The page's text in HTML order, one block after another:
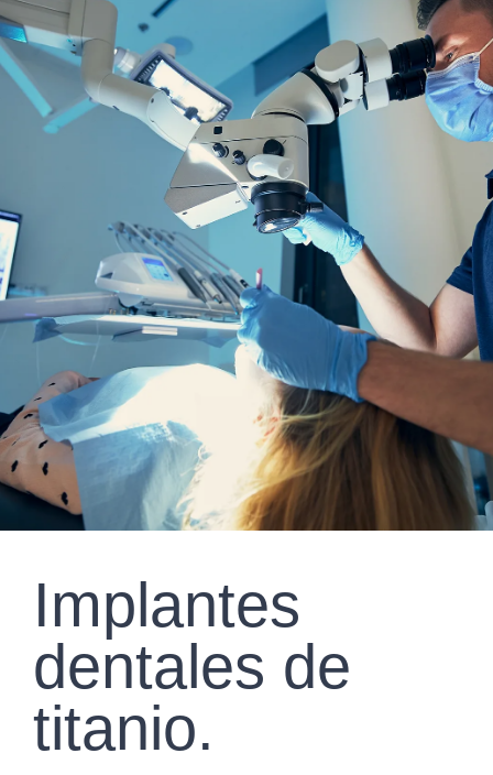
EQUIPO
DIENTES FIJOS EN UN DÍA
ESPECIALIDADES
MAXILOFACIAL
ARTÍCULOS
Implantes
dentales de
titanio.